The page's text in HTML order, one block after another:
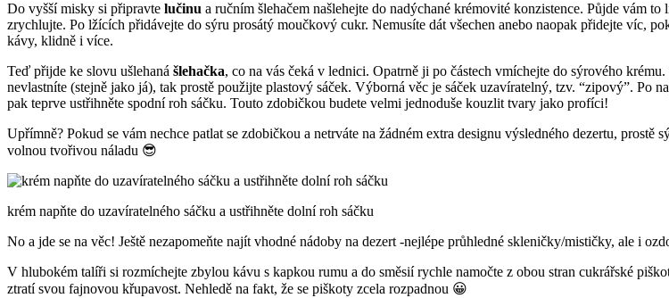
Do vyšší misky si připravte lučinu a ručním šlehačem našlehejte do nadýchané krémovité konzistence. Půjde vám
zrychlujte. Po lžících přidávejte do sýru prosátý moučkový cukr. Nemusíte dát všechen anebo naopak přidejte víc,
kávy, klidně i více.
Teď přijde ke slovu ušlehaná šlehačka, co na vás čeká v lednici. Opatrně ji po částech vmíchejte do sýrového
nevlastníte (stejně jako já), tak prostě použijte plastový sáček. Výborná věc je sáček uzavíratelný, tzv. “zipový”. Po
pak teprve ustřihněte spodní roh sáčku. Touto zdobičkou budete velmi jednoduše kouzlit tvary jako profíci!
Upřímně? Pokud se vám nechce patlat se zdobičkou a netrváte na žádném extra designu výsledného dezertu,
volnou tvořivou náladu 😎
krém napňte do uzavíratelného sáčku a ustřihněte dolní roh sáčku
No a jde se na věc! Ještě nezapomeňte najít vhodné nádoby na dezert -nejlépe průhledné skleničky/mističky, ale i
V hlubokém talíři si rozmíchejte zbylou kávu s kapkou rumu a do směsií rychle namočte z obou stran cukrářské
ztratí svou fajnovou křupavost. Nehledě na fakt, že se piškoty zcela rozpadnou 😀